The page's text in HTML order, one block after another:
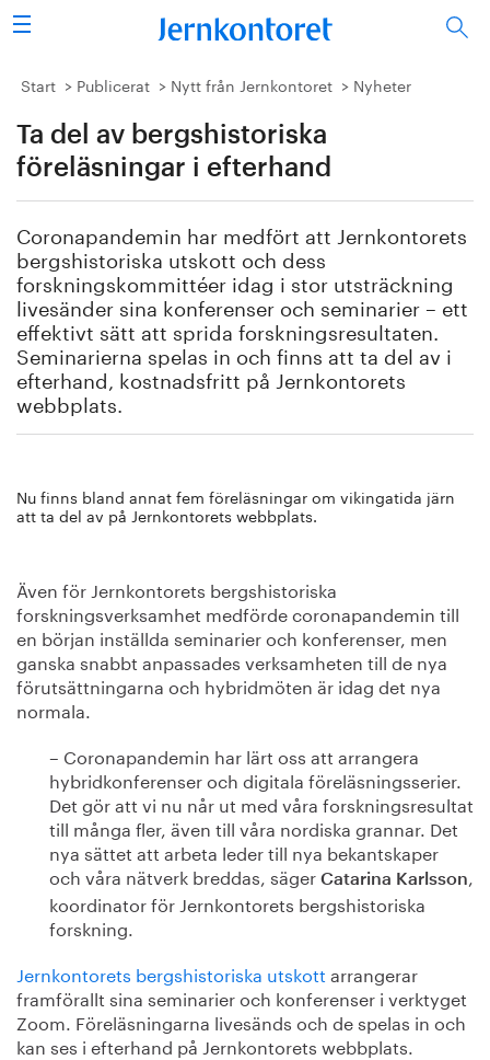
Sök
Stålindustrin
Vision 2050
Energi/miljö
Vi tycker
Publicerat
Bildbank
Start Publicerat Nytt från Jernkontoret Nyheter
Ta del av bergshistoriska
föreläsningar i efterhand
Coronapandemin har medfört att Jernkontorets
bergshistoriska utskott och dess
forskningskommittéer idag i stor utsträckning
livesänder sina konferenser och seminarier – ett
effektivt sätt att sprida forskningsresultaten.
Seminarierna spelas in och finns att ta del av i
efterhand, kostnadsfritt på Jernkontorets
webbplats.
Nu finns bland annat fem föreläsningar om vikingatida järn
att ta del av på Jernkontorets webbplats.
Även för Jernkontorets bergshistoriska
forskningsverksamhet medförde coronapandemin till
en början inställda seminarier och konferenser, men
ganska snabbt anpassades verksamheten till de nya
förutsättningarna och hybridmöten är idag det nya
normala.
– Coronapandemin har lärt oss att arrangera
hybridkonferenser och digitala föreläsningsserier.
Det gör att vi nu når ut med våra forskningsresultat
till många fler, även till våra nordiska grannar. Det
nya sättet att arbeta leder till nya bekantskaper
och våra nätverk breddas, säger Catarina Karlsson,
koordinator för Jernkontorets bergshistoriska
forskning.
Jernkontorets bergshistoriska utskott arrangerar
framförallt sina seminarier och konferenser i verktyget
Zoom. Föreläsningarna livesänds och de spelas in och
kan ses i efterhand på Jernkontorets webbplats.